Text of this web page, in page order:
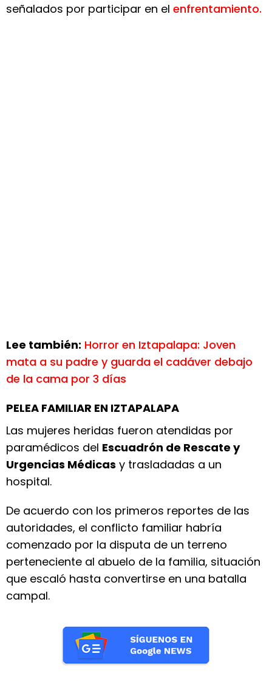
señalados por participar en el enfrentamiento.
Lee también: Horror en Iztapalapa: Joven
mata a su padre y guarda el cadáver debajo
de la cama por 3 días
PELEA FAMILIAR EN IZTAPALAPA
Las mujeres heridas fueron atendidas por
paramédicos del Escuadrón de Rescate y
Urgencias Médicas y trasladadas a un
hospital.
De acuerdo con los primeros reportes de las
autoridades, el conflicto familiar habría
comenzado por la disputa de un terreno
perteneciente al abuelo de la familia, situación
que escaló hasta convertirse en una batalla
campal.